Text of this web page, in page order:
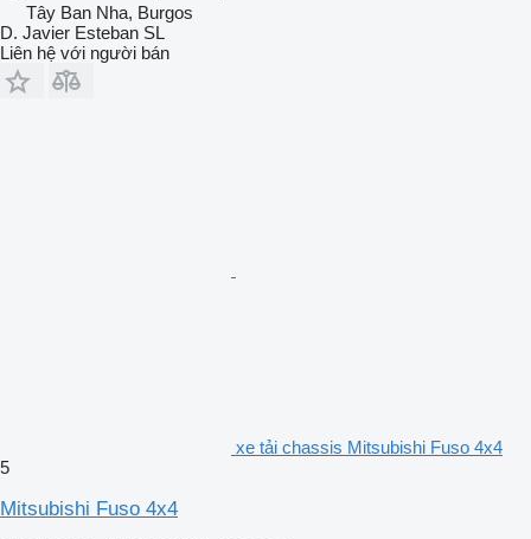
Tây Ban Nha, Burgos
D. Javier Esteban SL
Liên hệ với người bán
xe tải chassis Mitsubishi Fuso 4x4
5
Mitsubishi Fuso 4x4